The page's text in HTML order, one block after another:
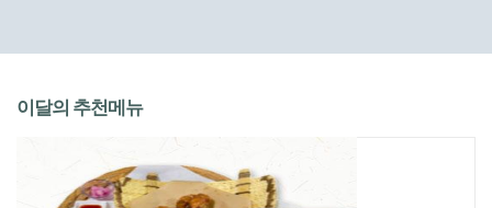
이달의 추천메뉴